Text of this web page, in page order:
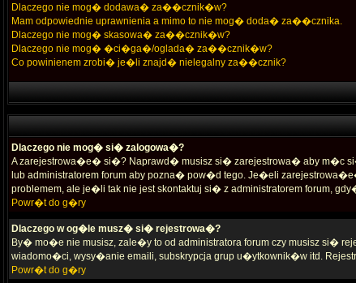
Dlaczego nie mog� dodawa� za��cznik�w?
Mam odpowiednie uprawnienia a mimo to nie mog� doda� za��cznika.
Dlaczego nie mog� skasowa� za��cznik�w?
Dlaczego nie mog� �ci�ga�/oglada� za��cznik�w?
Co powinienem zrobi� je�li znajd� nielegalny za��cznik?
Dlaczego nie mog� si� zalogowa�?
A zarejestrowa�e� si�? Naprawd� musisz si� zarejestrowa� aby m�c
lub administratorem forum aby pozna� pow�d tego. Je�eli
problemem, ale je�li tak nie jest skontaktuj si� z administratorem forum,
Powr�t do g�ry
Dlaczego w og�le musz� si� rejestrowa�?
By� mo�e nie musisz, zale�y to od administratora forum czy musisz si�
wiadomo�ci, wysy�anie emaili, subskrypcja grup u�ytkownik�w itd.
Powr�t do g�ry